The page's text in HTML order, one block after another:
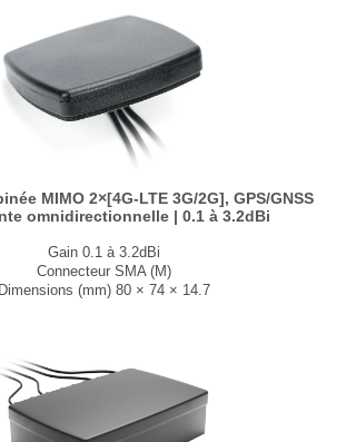
MIMO 2×[4G-LTE 3G/2G], GPS/GNSS
omnidirectionnelle | 0.1 à 3.2dBi
Gain 0.1 à 3.2dBi
Connecteur SMA (M)
Dimensions (mm) 80 × 74 × 14.7